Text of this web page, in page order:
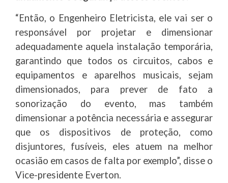
“Então, o Engenheiro Eletricista, ele vai ser o
responsável por projetar e dimensionar
adequadamente aquela instalação temporária,
garantindo que todos os circuitos, cabos e
equipamentos e aparelhos musicais, sejam
dimensionados, para prever de fato a
sonorização do evento, mas também
dimensionar a potência necessária e assegurar
que os dispositivos de proteção, como
disjuntores, fusíveis, eles atuem na melhor
ocasião em casos de falta por exemplo”, disse o
Vice-presidente Everton.